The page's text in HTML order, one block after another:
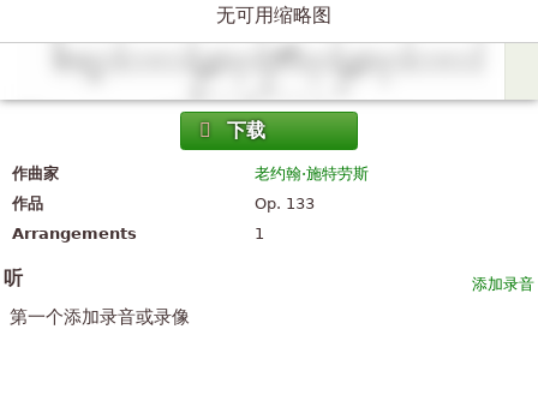
无可用缩略图
下载
作曲家
老约翰·施特劳斯
作品
Op. 133
Arrangements
1
添加录音
听
第一个添加录音或录像